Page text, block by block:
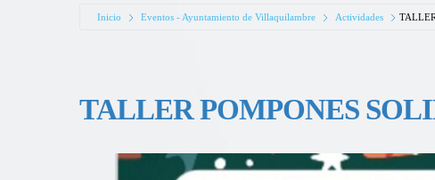
Inicio Eventos - Ayuntamiento de Villaquilambre Actividades
TALLER POMPONES